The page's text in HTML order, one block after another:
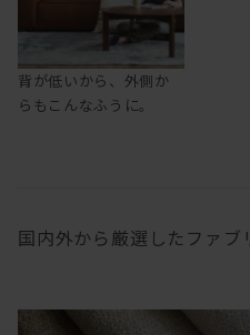
背が低いから、外側か
らもこんなふうに。
国内外から厳選したファブ